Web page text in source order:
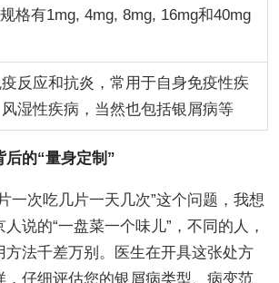
格有1mg, 4mg, 8mg, 16mg和40mg
反应和抗炎，常用于自身免疫性疾
湿性疾病，当然也包括银屑病等
后的“量身定制”
一次吃几片一天几次”这个问题，我想
说的“一盘菜一个味儿”，不同的人，
方法千差万别。医生在开具这张处方
，仔细评估您的银屑病类型、病变范